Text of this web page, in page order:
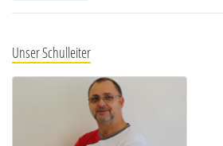
Unser Schulleiter